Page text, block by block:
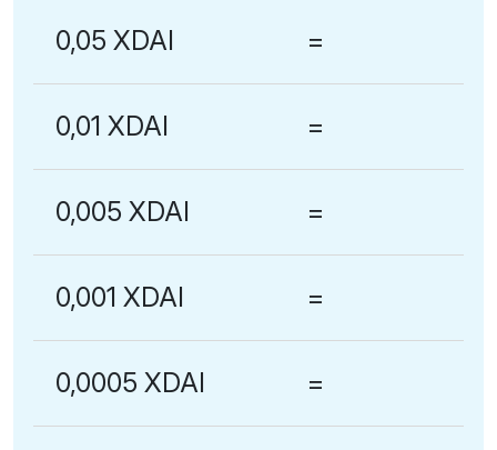
0,05 XDAI =
0,01 XDAI =
0,005 XDAI =
0,001 XDAI =
0,0005 XDAI =